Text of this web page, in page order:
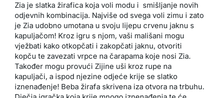
Zia je slatka žirafica koja voli modu i smišljanje novih
odjevnih kombinacija. Najviše od svega voli zimu i zato
je Zia udobno umotana u svoju lijepu crvenu jaknu s
kapuljačom! Kroz igru s njom, vaši mališani mogu
vježbati kako otkopčati i zakopčati jaknu, otvoriti
kopču te zavezati vrpce na čarapama koje nosi Zia.
Također mogu provući Zijine uši kroz rupe na
kapuljači, a ispod njezine odjeće krije se slatko
iznenađenje! Beba žirafa skrivena iza otvora na trbuhu.